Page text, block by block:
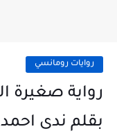
روايات رومانسي
بقلم ندى احمد